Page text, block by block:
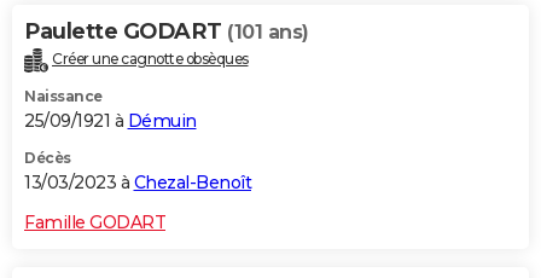
Paulette GODART (101 ans)
Créer une cagnotte obsèques
Naissance
25/09/1921 à Démuin
Décès
13/03/2023 à Chezal-Benoît
Famille GODART